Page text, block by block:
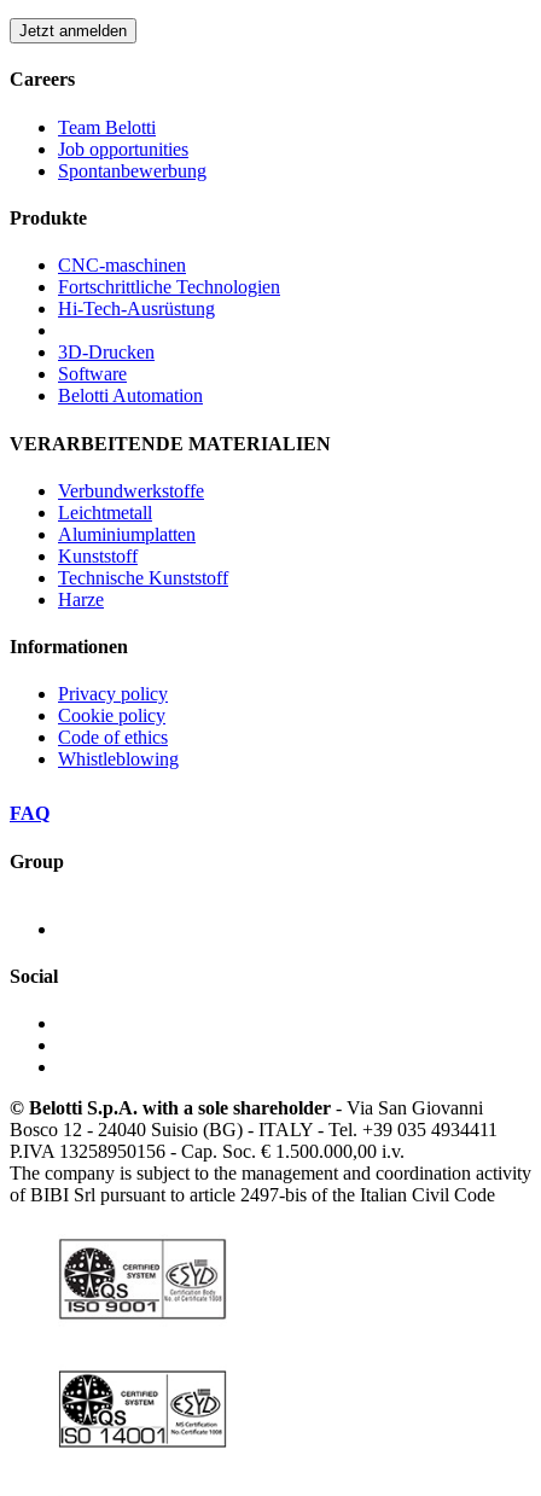
Careers
Team Belotti
Job opportunities
Spontanbewerbung
Produkte
CNC-maschinen
Fortschrittliche Technologien
Hi-Tech-Ausrüstung
3D-Drucken
Software
Belotti Automation
VERARBEITENDE MATERIALIEN
Verbundwerkstoffe
Leichtmetall
Aluminiumplatten
Kunststoff
Technische Kunststoff
Harze
Informationen
Privacy policy
Cookie policy
Code of ethics
Whistleblowing
FAQ
Group
Social
© Belotti S.p.A. with a sole shareholder - Via San Giovanni
Bosco 12 - 24040 Suisio (BG) - ITALY - Tel. +39 035 4934411
P.IVA 13258950156 - Cap. Soc. € 1.500.000,00 i.v.
The company is subject to the management and coordination activity
of BIBI Srl pursuant to article 2497-bis of the Italian Civil Code